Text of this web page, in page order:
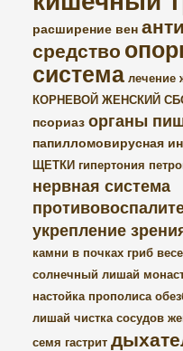
расширение вен
средство
система лечение
КОРНЕВОЙ ЖЕНСКИЙ
псориаз органы
папилломовирусная
ЩЕТКИ гипертония
нервная система
укрепление
камни в почках гриб
солнечный лишай
настойка прополиса
лишай чистка сосудов
семя гастрит